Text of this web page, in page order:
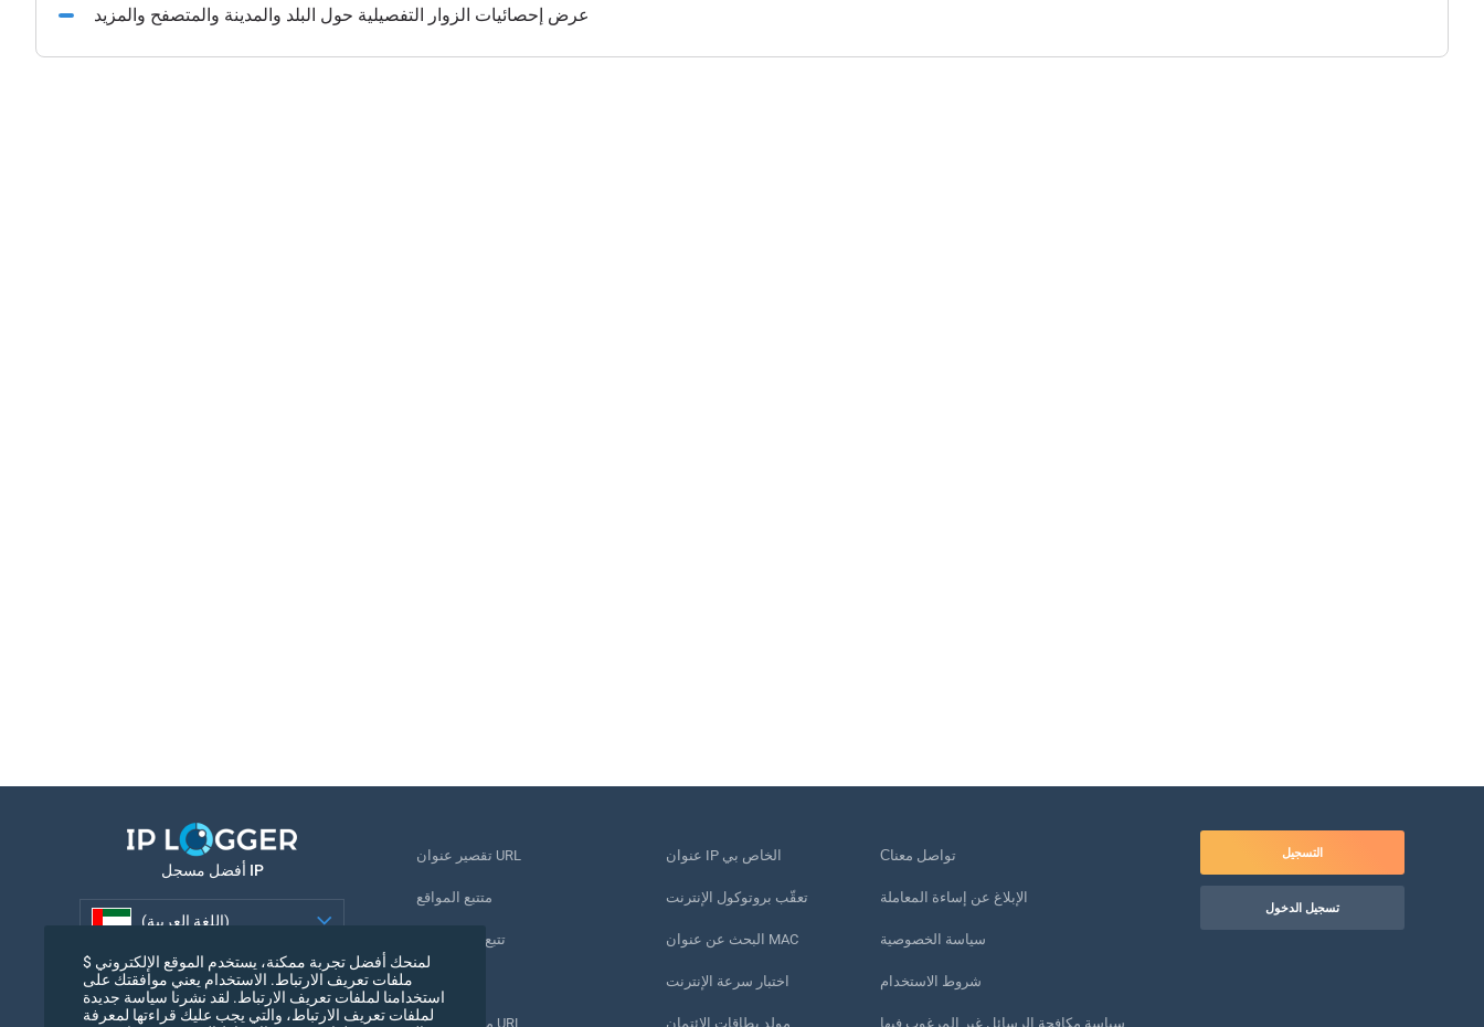
عرض إحصائيات الزوار التفصيلية حول البلد والمدينة والمتصفح والمزيد
أفضل مسجل IP
(اللغة العربية)
(اللغة العربية)
تقصير عنوان URL
متتبع المواقع
تتبع رقم الهاتف
مدقق عناوين URL
عنوان IP الخاص بي
تعقّب بروتوكول الإنترنت
البحث عن عنوان MAC
اختبار سرعة الإنترنت
مولد بطاقات الائتمان
Сتواصل معنا
الإبلاغ عن إساءة المعاملة
سياسة الخصوصية
شروط الاستخدام
سياسة مكافحة الرسائل غير المرغوب فيها
التسجيل
تسجيل الدخول
لمنحك أفضل تجربة ممكنة، يستخدم الموقع الإلكتروني $
ملفات تعريف الارتباط. الاستخدام يعني موافقتك على
استخدامنا لملفات تعريف الارتباط. لقد نشرنا سياسة جديدة
لملفات تعريف الارتباط، والتي يجب عليك قراءتها لمعرفة